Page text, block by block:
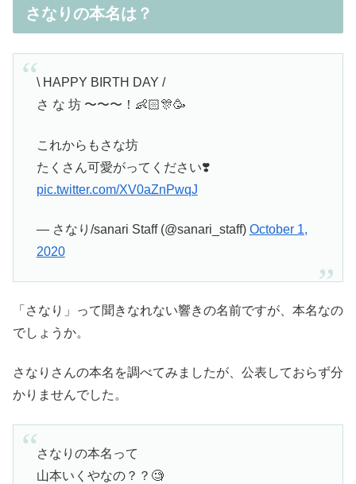
さなりの本名は？
\ HAPPY BIRTH DAY /
さ な 坊 〜〜〜！👶🏻🎊🥳
これからもさな坊
たくさん可愛がってください❣️
pic.twitter.com/XV0aZnPwqJ
— さなり/sanari Staff (@sanari_staff) October 1,
2020
「さなり」って聞きなれない響きの名前ですが、本名なの
でしょうか。
さなりさんの本名を調べてみましたが、公表しておらず分
かりませんでした。
さなりの本名って
山本いくやなの？？🧐